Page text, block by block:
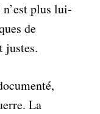
plus lui-
de
justes.
La